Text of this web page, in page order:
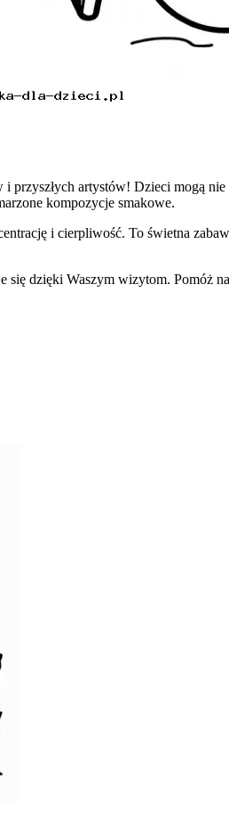
przyszłych artystów! Dzieci mogą
kompozycje smakowe.
i cierpliwość. To świetna
się dzięki Waszym wizytom.